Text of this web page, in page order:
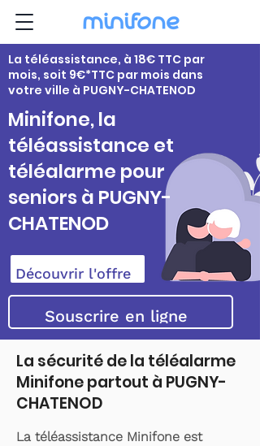
La téléassistance, à 18€ TTC par
mois, soit 9€*TTC par mois dans
votre ville à PUGNY-CHATENOD
Minifone, la
téléassistance et
téléalarme pour
seniors à PUGNY-
CHATENOD
Découvrir l'offre
Souscrire en ligne
La sécurité de la téléalarme
Minifone partout à PUGNY-
CHATENOD
La téléassistance Minifone est